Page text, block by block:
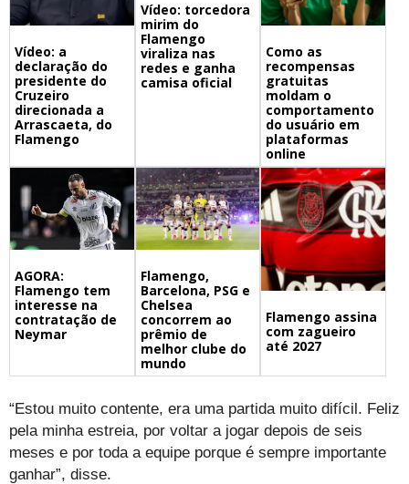
Vídeo: a
declaração do
presidente do
Cruzeiro
direcionada a
Arrascaeta, do
Flamengo
Vídeo: torcedora
mirim do
Flamengo
viraliza nas
redes e ganha
camisa oficial
Como as
recompensas
gratuitas
moldam o
comportamento
do usuário em
plataformas
online
AGORA:
Flamengo tem
interesse na
contratação de
Neymar
Flamengo,
Barcelona, PSG e
Chelsea
concorrem ao
prêmio de
melhor clube do
mundo
Flamengo assina
com zagueiro
até 2027
“Estou muito contente, era uma partida muito difícil. Feliz
pela minha estreia, por voltar a jogar depois de seis
meses e por toda a equipe porque é sempre importante
ganhar”, disse.